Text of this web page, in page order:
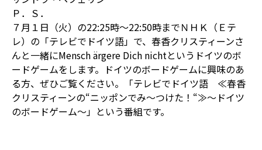
Ｐ．Ｓ．
７月１日（火）の22:25時～22:50時までＮＨＫ（Ｅテ
レ）の「テレビでドイツ語」で、春香クリスティーンさ
んと一緒にMensch ärgere Dich nichtというドイツのボ
ードゲームをします。ドイツのボードゲームに興味のあ
る方、ぜひご覧ください。「テレビでドイツ語 ≪春香
クリスティーンの“ニッポンでみ～つけた！“≫～ドイツ
のボードゲーム～」という番組です。